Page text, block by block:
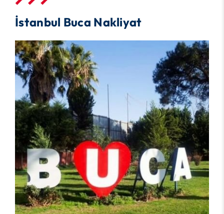
İstanbul Buca Nakliyat